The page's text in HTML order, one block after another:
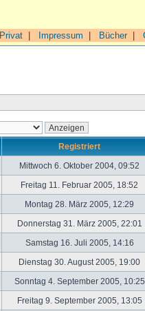
Privat Impressum Bücher|
Registriert
Mittwoch 6. Oktober 2004, 09:52
Freitag 11. Februar 2005, 18:52
Montag 28. März 2005, 12:29
Donnerstag 31. März 2005, 22:01
Samstag 16. Juli 2005, 14:16
Dienstag 30. August 2005, 19:00
Sonntag 4. September 2005,
Freitag 9. September 2005, 13:05